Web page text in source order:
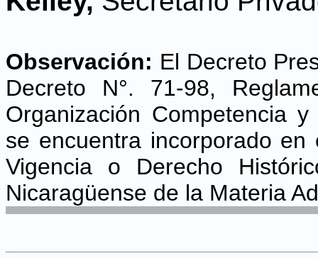
Observación: El Decreto
Decreto N°. 71-98,
Organización Competencia
se encuentra incorporado
Vigencia o Derecho
Nicaragüense de la Materia